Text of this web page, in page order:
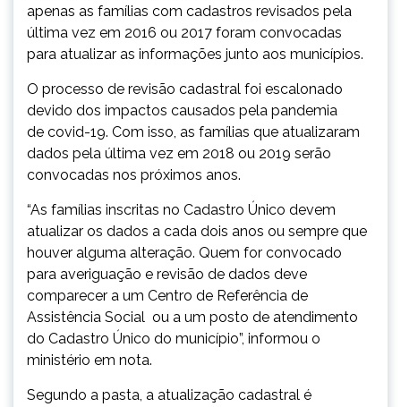
apenas as famílias com cadastros revisados pela
última vez em 2016 ou 2017 foram convocadas
para atualizar as informações junto aos municípios.
O processo de revisão cadastral foi escalonado
devido dos impactos causados pela pandemia
de covid-19. Com isso, as famílias que atualizaram
dados pela última vez em 2018 ou 2019 serão
convocadas nos próximos anos.
“As famílias inscritas no Cadastro Único devem
atualizar os dados a cada dois anos ou sempre que
houver alguma alteração. Quem for convocado
para averiguação e revisão de dados deve
comparecer a um Centro de Referência de
Assistência Social ou a um posto de atendimento
do Cadastro Único do município”, informou o
ministério em nota.
Segundo a pasta, a atualização cadastral é